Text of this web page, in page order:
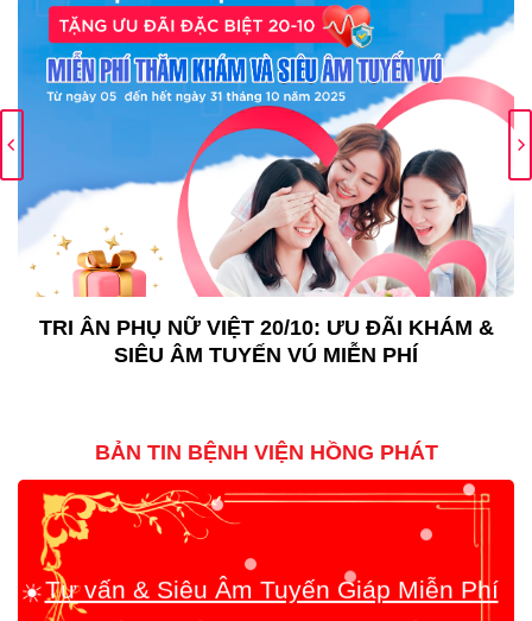
TRI ÂN PHỤ NỮ VIỆT 20/10: ƯU ĐÃI KHÁM &
SIÊU ÂM TUYẾN VÚ MIỄN PHÍ
BẢN TIN BỆNH VIỆN HỒNG PHÁT
☀️Tư vấn & Siêu Âm Tuyến Giáp Miễn Phí
cùng Thầy thuốc Ưu tú, BSCKII Trần Văn
Bông!